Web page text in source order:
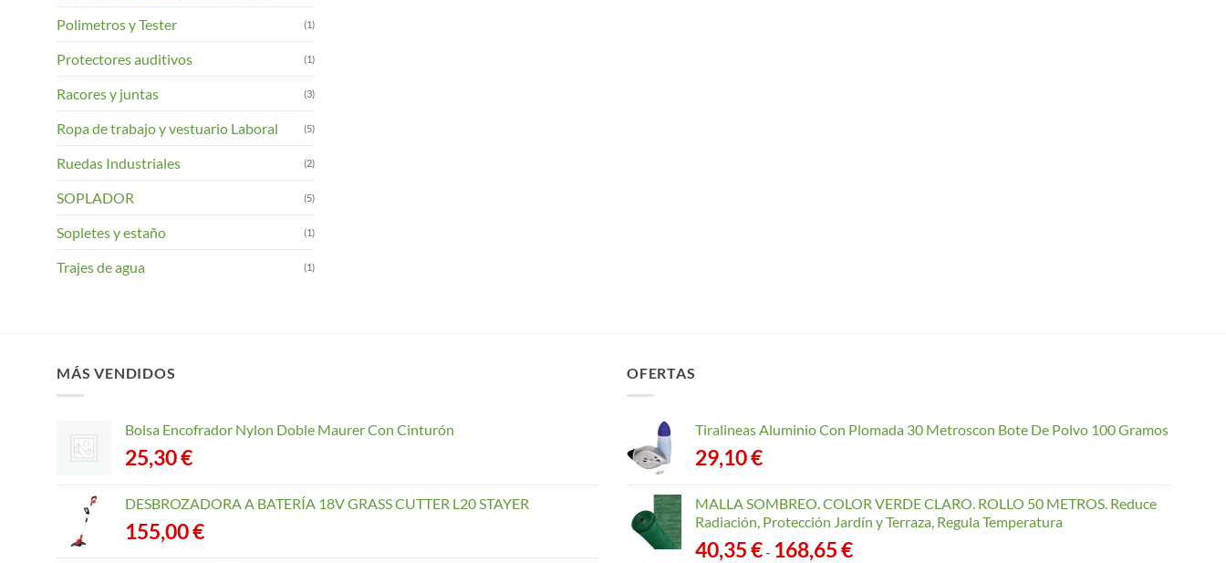
Polimetros y Tester (1)
Protectores auditivos (1)
Racores y juntas (3)
Ropa de trabajo y vestuario Laboral (5)
Ruedas Industriales (2)
SOPLADOR (5)
Sopletes y estaño (1)
Trajes de agua (1)
MÁS VENDIDOS
Bolsa Encofrador Nylon Doble Maurer Con Cinturón
25,30€
DESBROZADORA A BATERÍA 18V GRASS CUTTER L20 STAYER
155,00€
OFERTAS
Tiralineas Aluminio Con Plomada 30 Metroscon Bote De Polvo 100 Gramos
29,10€
MALLA SOMBREO. COLOR VERDE CLARO. ROLLO 50 METROS. Reduce
Radiación, Protección Jardín y Terraza, Regula Temperatura
40,35€- 168,65€Rango